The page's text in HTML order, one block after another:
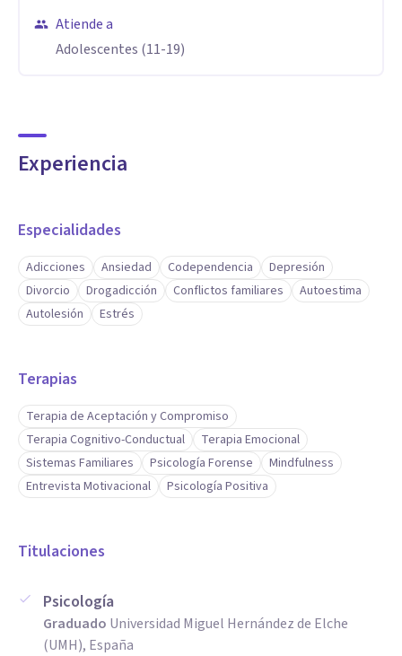
Atiende a
Adolescentes (11-19)
Experiencia
Especialidades
Adicciones Ansiedad Codependencia
Depresión
Divorcio
Drogadicción Conflictos familiares
Autoestima
Autolesión
Estrés
Terapias
Terapia de Aceptación y Compromiso
Terapia Cognitivo-Conductual
Terapia Emocional
Sistemas Familiares
Psicología Forense
Mindfulness
Entrevista Motivacional
Psicología Positiva
Titulaciones
Psicología
Graduado Universidad Miguel Hernández de Elche
(UMH), España